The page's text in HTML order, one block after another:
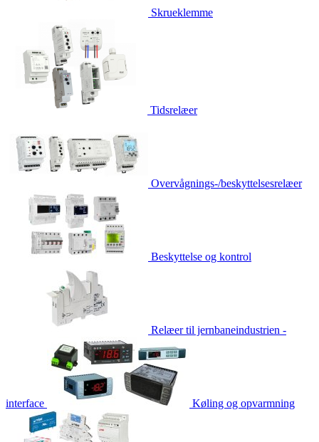
Skrueklemme
Tidsrelæer
Overvågnings-/beskyttelsesrelæer
Beskyttelse og kontrol
Relæer til jernbaneindustrien -
interface Køling og opvarmning